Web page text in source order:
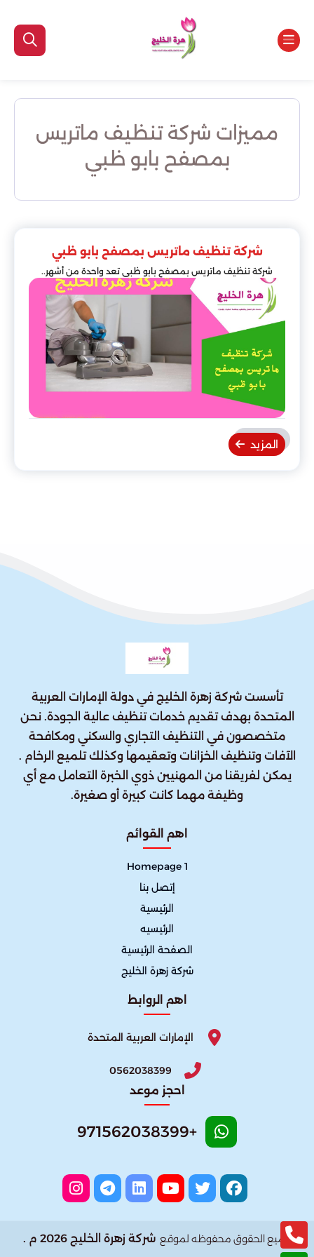
مميزات شركة تنظيف ماتريس
بمصفح بابو ظبي
شركة تنظيف ماتريس بمصفح بابو ظبي
شركة تنظيف ماتريس بمصفح بابو ظبي تعد واحدة من أشهر..
المزيد
تأسست شركة زهرة الخليج في دولة الإمارات العربية
المتحدة بهدف تقديم خدمات تنظيف عالية الجودة. نحن
متخصصون في التنظيف التجاري والسكني ومكافحة
الآفات وتنظيف الخزانات وتعقيمها وكذلك تلميع الرخام .
يمكن لفريقنا من المهنيين ذوي الخبرة التعامل مع أي
وظيفة مهما كانت كبيرة أو صغيرة.
اهم القوائم
Homepage 1
إتصل بنا
الرئيسية
الرئيسيه
الصفحة الرئيسية
شركة زهرة الخليج
اهم الروابط
الإمارات العربية المتحدة
0562038399
احجز موعد
+971562038399
جميع الحقوق محفوظه لموقع شركة زهرة الخليج 2026 م .